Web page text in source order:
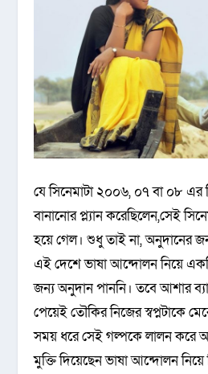
যে সিনেমাটা ২০০৬, ০৭ বা ০৮
বানানোর প্ল্যান করেছিলেন,সেই
হয়ে গেল। শুধু তাই না, অনুদানের
এই দেশে ভাষা আন্দোলন নিয়ে একটি
জন্য অনুদান পাননি। তবে আশার
পেয়েই তৌকির নিজের স্বপ্নটাকে
সময় ধরে সেই গল্পকে লালন করে
মুক্তি দিয়েছেন ভাষা আন্দোলন নিয়ে